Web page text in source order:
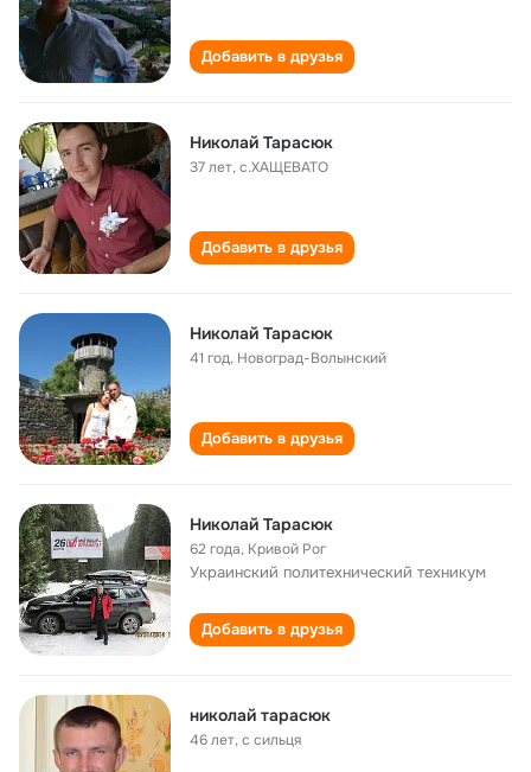
Добавить в друзья
Николай Тарасюк
37 лет,с.ХАЩЕВАТО
Добавить в друзья
Николай Тарасюк
41 год, Новоград-Волынский
Добавить в друзья
Николай Тарасюк
62 года, Кривой Рог
Украинский политехнический техникум
Добавить в друзья
николай тарасюк
46 лет,с сильця